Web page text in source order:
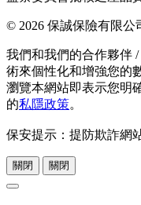
© 2026 保誠保險有限公
我們和我們的合作夥伴
術來個性化和增強您的
瀏覽本網站即表示您明
的私隱政策。
保安提示：提防欺詐網
關閉 關閉